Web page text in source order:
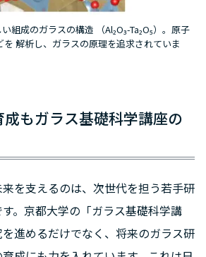
組成のガラスの構造 （Al₂O₃-Ta₂O₅）。原子
解析し、ガラスの原理を追求されていま
もガラス基礎科学講座の
を支えるのは、次世代を担う若手研
。京都大学の「ガラス基礎科学講
進めるだけでなく、将来のガラス研